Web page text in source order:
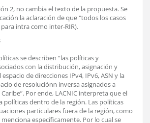
2, no cambia el texto de la propuesta. Se
la aclaración de que "todos los casos
intra como inter-RIR).
se describen “las políticas y
con la distribución, asignación y
de direcciones IPv4, IPv6, ASN y la
de resoluciónn inversa asignados a
Por ende, LACNIC interpreta que el
políticas dentro de la región. Las políticas
particulares fuera de la región, como
menciona específicamente. Por lo cual se